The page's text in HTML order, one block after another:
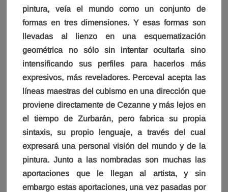
pintura, veía el mundo como un conjunto de
formas en tres dimensiones. Y esas formas son
llevadas al lienzo en una esquematización
geométrica no sólo sin intentar ocultarla sino
intensificando sus perfiles para hacerlos más
expresivos, más reveladores. Perceval acepta las
líneas maestras del cubismo en una dirección que
proviene directamente de Cezanne y más lejos en
el tiempo de Zurbarán, pero fabrica su propia
sintaxis, su propio lenguaje, a través del cual
expresará una personal visión del mundo y de la
pintura. Junto a las nombradas son muchas las
aportaciones que le llegan al artista, y sin
embargo estas aportaciones, una vez pasadas por